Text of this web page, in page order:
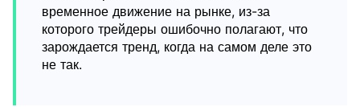
временное движение на рынке, из-за
которого трейдеры ошибочно полагают, что
зарождается тренд, когда на самом деле это
не так.